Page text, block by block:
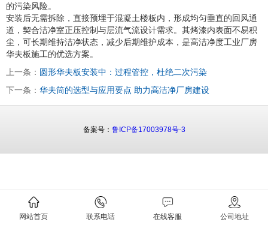
的污染风险。
安装后无需拆除，直接预埋于混凝土楼板内，形成均匀垂直的回风通
道，契合洁净室正压控制与层流气流设计需求。其烤漆内表面不易积
尘，可长期维持洁净状态，减少后期维护成本，是高洁净度工业厂房
华夫板施工的优选方案。
上一条： 圆形华夫板安装中：过程管控，杜绝二次污染
下一条： 华夫筒的选型与应用要点 助力高洁净厂房建设
网站首页 联系电话 在线客服 公司地址
备案号： 鲁ICP备17003978号-3